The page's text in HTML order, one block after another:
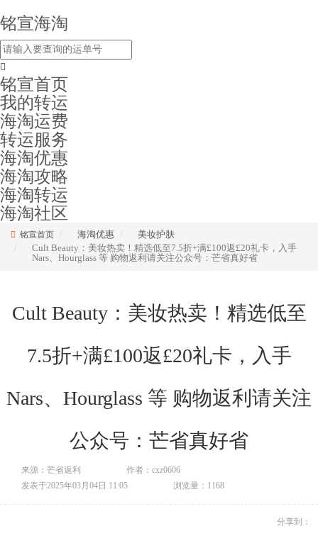
铭宣海淘
铭宣首页
我的转运
海淘运费
转运服务
海淘优惠
海淘攻略
海淘转运
海淘社区
铭宣首页 海淘优惠
美妆护肤
Cult Beauty：美妆热卖！精选低至7.5折+满£100返£20礼卡，入手
Nars、Hourglass 等 购物返利请关注公众号：芒省真好省
Cult Beauty：美妆热卖！精选低至
7.5折+满£100返£20礼卡，入手
Nars、Hourglass 等 购物返利请关注
公众号：芒省真好省
来源：芒省返利
作者：cxz0606
发表于2025年03月04日 11:05
浏览量：1168
分享到：